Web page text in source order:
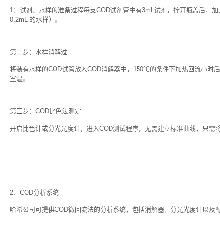
1：试剂、水样的准备过程每支COD试剂管中有3mL试剂，拧开瓶盖后，
0.2mL 的水样）。
第二步：水样消解过
将装有水样的COD试管放入COD消解器中，150℃的条件下加热回流小时
室温。
第三步：COD比色法测定
开启比色计或分光光度计，进入COD测试程序，无需建立标准曲线，只
2．COD分析系统
哈希公司可提供COD微回流法的分析系统，包括消解器、分光光度计以及